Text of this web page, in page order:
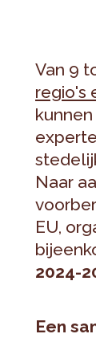
Van 9
regio's
Naar
EU,
2024-
Een